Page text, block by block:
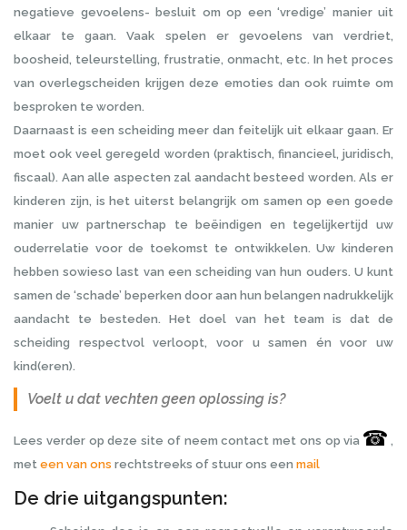
negatieve gevoelens- besluit om op een ‘vredige’ manier uit
elkaar te gaan. Vaak spelen er gevoelens van verdriet,
boosheid, teleurstelling, frustratie, onmacht, etc. In het proces
van overlegscheiden krijgen deze emoties dan ook ruimte om
besproken te worden.
Daarnaast is een scheiding meer dan feitelijk uit elkaar gaan. Er
moet ook veel geregeld worden (praktisch, financieel, juridisch,
fiscaal). Aan alle aspecten zal aandacht besteed worden. Als er
kinderen zijn, is het uiterst belangrijk om samen op een goede
manier uw partnerschap te beëindigen en tegelijkertijd uw
ouderrelatie voor de toekomst te ontwikkelen. Uw kinderen
hebben sowieso last van een scheiding van hun ouders. U kunt
samen de ‘schade’ beperken door aan hun belangen nadrukkelijk
aandacht te besteden. Het doel van het team is dat de
scheiding respectvol verloopt, voor u samen én voor uw
kind(eren).
Voelt u dat vechten geen oplossing is?
Lees verder op deze site of neem contact met ons op via
,
met een van ons rechtstreeks of stuur ons een mail
De drie uitgangspunten: